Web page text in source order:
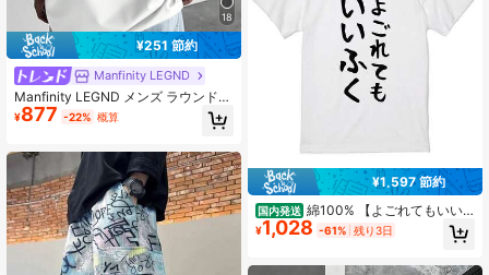
18
¥251 節約
Manfinity LEGND
Manfinity LEGND メンズ ラウンドネ
ック 半袖 クリエイティブ プレイン
グカード グラフィック カジュアル
¥877 -22% 概算
¥1,597 節約
国内発送 綿100% 【よごれてもいい
ふく】おもしろ 文字 面白い ネタ 笑
える ふざけ 遊び心 ユーモア お笑い
¥1,028 -61% 残り3日